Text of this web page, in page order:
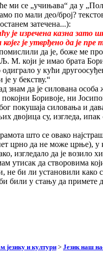
ми се „учињава“ да у
по мали део/број?
затечена...):
је изречена казна зато
је утврђено да је
да је, боже ме
М. који је имао брата
одиграло у кући
у бекству.“
знам да је силована особа
Боривоје, ни
покушаја силовања и
двојица су, изгледа,
што се овако
црно да не може црње), у
изгледало да је
утисак да створовима
не би ли установили како
били у стању да примете
језику и култури > Језик наш